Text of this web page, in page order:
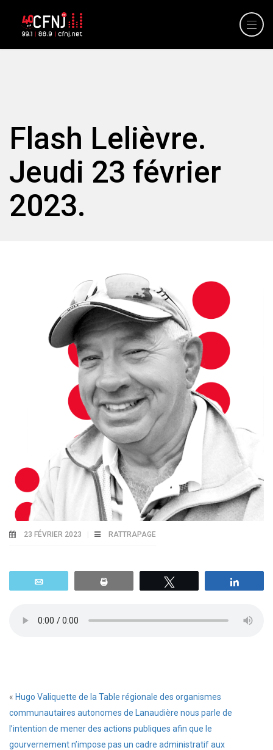
Flash Lelièvre.
Jeudi 23 février
2023.
23 FÉVRIER 2023 RATTRAPAGE
« Hugo Valiquette de la Table régionale des organismes
communautaires autonomes de Lanaudière nous parle de
l’intention de mener des actions publiques afin que le
gourvernement n’impose pas un cadre administratif aux